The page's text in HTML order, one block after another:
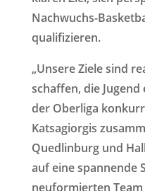
Nachwuchs-
qualifizieren.
„Unsere Ziele sind
schaffen, die
der Oberliga
Katsagiorgis
Quedlinburg und
auf eine spannende
neuformierten